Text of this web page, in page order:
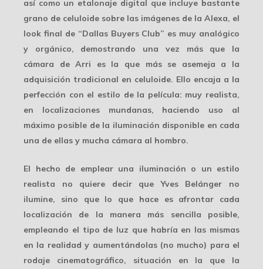
así como un etalonaje digital que incluye bastante
grano de celuloide sobre las imágenes de la Alexa, el
look final de “Dallas Buyers Club” es muy analógico
y orgánico, demostrando una vez más que la
cámara de Arri es la que más se asemeja a la
adquisición tradicional en celuloide. Ello encaja a la
perfección con el estilo de la película: muy realista,
en localizaciones mundanas, haciendo uso al
máximo posible de la iluminación disponible en cada
una de ellas y mucha cámara al hombro.
El hecho de emplear una iluminación o un estilo
realista no quiere decir que Yves Belánger no
ilumine, sino que lo que hace es afrontar cada
localización de la manera más sencilla posible,
empleando el tipo de luz que habría en las mismas
en la realidad y aumentándolas (no mucho) para el
rodaje cinematográfico, situación en la que la